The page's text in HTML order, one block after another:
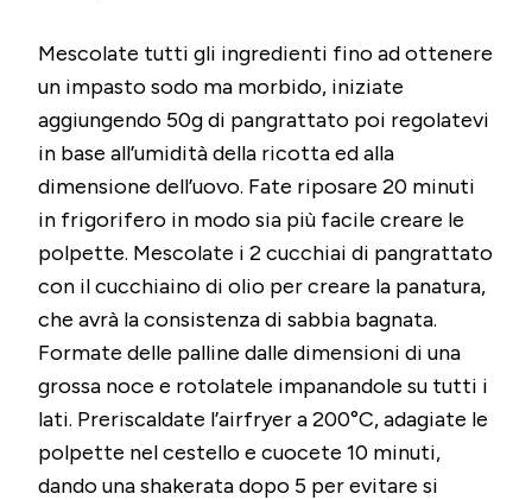
Mescolate tutti gli ingredienti fino ad ottenere
un impasto sodo ma morbido, iniziate
aggiungendo 50g di pangrattato poi regolatevi
in base all’umidità della ricotta ed alla
dimensione dell’uovo. Fate riposare 20 minuti
in frigorifero in modo sia più facile creare le
polpette. Mescolate i 2 cucchiai di pangrattato
con il cucchiaino di olio per creare la panatura,
che avrà la consistenza di sabbia bagnata.
Formate delle palline dalle dimensioni di una
grossa noce e rotolatele impanandole su tutti i
lati. Preriscaldate l’airfryer a 200°C, adagiate le
polpette nel cestello e cuocete 10 minuti,
dando una shakerata dopo 5 per evitare si